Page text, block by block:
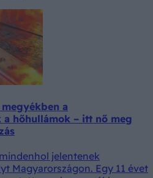
a
a hőhullámok – itt nő meg
jelentenek
Magyarországon. Egy 11 évet